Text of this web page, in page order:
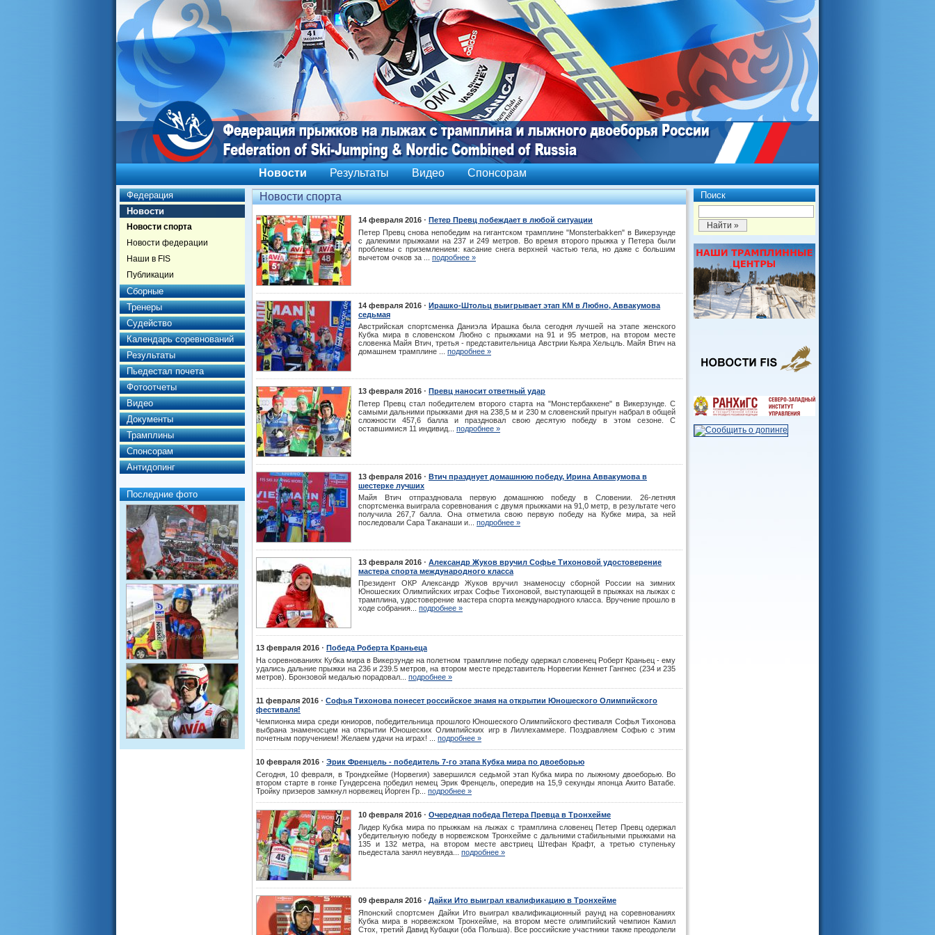
Новости Результаты Видео Спонсорам
Федерация
Новости
Новости спорта
Новости федерации
Наши в FIS
Публикации
Сборные
Тренеры
Судейство
Календарь соревнований
Результаты
Пьедестал почета
Фотоотчеты
Видео
Документы
Трамплины
Спонсорам
Антидопинг
Последние фото
Поиск
Новости спорта
14 февраля 2016 ⋅ Петер Превц побеждает в любой ситуации
Петер Превц снова непобедим на гигантском трамплине "Monsterbakken" в Викерзунде
c далекими прыжками на 237 и 249 метров. Во время второго прыжка у Петера были
проблемы с приземлением: касание снега верхней частью тела, но даже с большим
вычетом очков за ... подробнее »
14 февраля 2016 ⋅ Ирашко-Штольц выигрывает этап КМ в Любно, Аввакумова
седьмая
Австрийская спортсменка Даниэла Ирашка была сегодня лучшей на этапе женского
Кубка мира в словенском Любно с прыжками на 91 и 95 метров, на втором месте
словенка Майя Втич, третья - представительница Австрии Кьяра Хельцль. Майя Втич на
домашнем трамплине ... подробнее »
13 февраля 2016 ⋅ Превц наносит ответный удар
Петер Превц стал победителем второго старта на "Moнстербаккене" в Викерзунде. С
самыми дальними прыжками дня на 238,5 м и 230 м словенский прыгун набрал в общей
сложности 457,6 балла и праздновал свою десятую победу в этом сезоне. С
оставшимися 11 индивид... подробнее »
13 февраля 2016 ⋅ Втич празднует домашнюю победу, Ирина Аввакумова в
шестерке лучших
Mайя Втич отпраздновала первую домашнюю победу в Словении. 26-летняя
спортсменка выиграла соревнования с двумя прыжками на 91,0 метр, в результате чего
получила 267,7 балла. Она отметила свою первую победу на Кубке мира, за ней
последовали Сaрa Таканаши и... подробнее »
13 февраля 2016 ⋅ Александр Жуков вручил Софье Тихоновой удостоверение
мастера cпорта международного класса
Президент ОКР Александр Жуков вручил знаменосцу сборной России на зимних
Юношеских Олимпийских играх Софье Тихоновой, выступающей в прыжках на лыжах с
трамплина, удостоверение мастера спорта международного класса. Вручение прошло в
ходе собрания... подробнее »
13 февраля 2016 ⋅ Победа Роберта Краньеца
На соревнованиях Кубка мира в Викерзунде на полетном трамплине победу одержал словенец Роберт Краньец - ему
удались дальние прыжки на 236 и 239.5 метров, на втором месте представитель Норвегии Кеннет Гангнес (234 и 235
метров). Бронзовой медалью порадовал... подробнее »
11 февраля 2016 ⋅ Софья Тихонова понесет российское знамя на открытии Юношеского Олимпийского
фестиваля!
Чемпионка мира среди юниоров, победительница прошлого Юношеского Олимпийского фестиваля Софья Тихонова
выбрана знаменосцем на открытии Юношеских Олимпийских игр в Лиллехаммере. Поздравляем Софью с этим
почетным поручением! Желаем удачи на играх! ... подробнее »
10 февраля 2016 ⋅ Эрик Френцель - победитель 7-го этапа Кубка мира по двоеборью
Сегодня, 10 февраля, в Трондхейме (Норвегия) завершился седьмой этап Кубка мира по лыжному двоеборью. Во
втором старте в гонке Гундерсена победил немец Эрик Френцель, опередив на 15,9 секунды японца Акито Ватабе.
Тройку призеров замкнул норвежец Йорген Гр... подробнее »
10 февраля 2016 ⋅ Очередная победа Петера Превца в Тронхейме
Лидер Кубка мира по прыжкам на лыжах с трамплина словенец Петер Превц одержал
убедительную победу в норвежском Тронхейме с дальними стабильными прыжками на
135 и 132 метра, на втором месте австриец Штефан Крафт, а третью ступеньку
пьедестала занял неувяда... подробнее »
09 февраля 2016 ⋅ Дайки Ито выиграл квалификацию в Тронхейме
Японский спортсмен Дайки Ито выиграл квалификационный раунд на соревнованиях
Кубка мира в норвежском Тронхейме, на втором месте олимпийский чемпион Камил
Стох, третий Давид Кубацки (оба Польша). Все российские участники также преодолели